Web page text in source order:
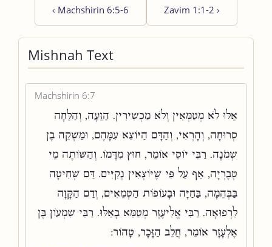
‹ Machshirin 6:5-6 Zavim 1:1-2 ›
Mishnah Text
Machshirin 6:7
אֵלּוּ לֹא מְטַמְּאִין וְלֹא מַכְשִׁירִין. הַזֵּעָה, וְהַלֵּחָה
סְרוּחָה, וְהָרְאִי, וְהַדָּם הַיּוֹצֵא עִמָּהֶם, וּמַשְׁקֵה בֶן
שְׁמֹנָה. רַבִּי יוֹסֵי אוֹמֵר, חוּץ מִדָּמוֹ. וְהַשּׁוֹתֶה מֵי
טְבֶרְיָה, אַף עַל פִּי שֶׁיּוֹצְאִין נְקִיִּים. דַּם שְׁחִיטָה
בַּבְּהֵמָה, בַּחַיָּה וּבָעוֹפוֹת הַטְּמֵאִים, וְדַם הַקָּזָה
לִרְפוּאָה. רַבִּי אֱלִיעֶזֶר מְטַמֵּא בָאֵלּוּ. רַבִּי שִׁמְעוֹן בֶּן
אֶלְעָזָר אוֹמֵר, חֲלֵב הַזָּכָר, טָהוֹר: